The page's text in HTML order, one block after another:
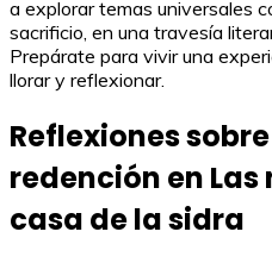
a explorar temas universales
sacrificio, en una travesía
Prepárate para vivir una
llorar y reflexionar.
Reflexiones
redención en
casa de la sidra